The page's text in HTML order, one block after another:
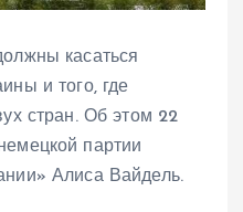
касаться
и того, где
стран. Об этом 22
партии
Алиса Вайдель.